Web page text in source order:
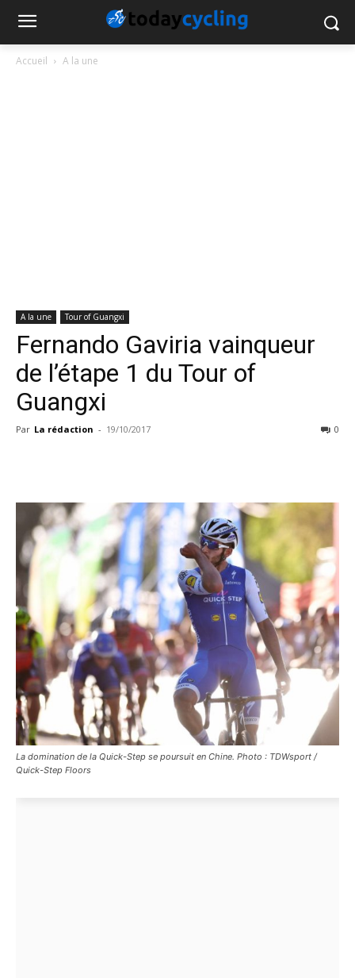
Accueil A la une
A la une Tour of Guangxi
Fernando Gaviria vainqueur
de l’étape 1 du Tour of
Guangxi
Par La rédaction - 19/10/2017 0
La domination de la Quick-Step se poursuit en Chine. Photo : TDWsport /
Quick-Step Floors